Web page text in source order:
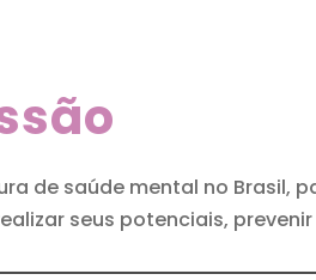
de saúde mental no Brasil,
seus potenciais,